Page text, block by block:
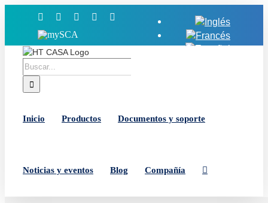
contenido
Facebook YouTubeLinkedIn
MySCA
Buscar:
Inicio Productos Documentos y soporte
Noticias y eventos Blog Compañía